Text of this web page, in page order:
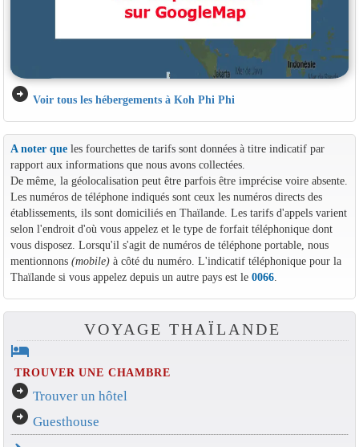
arrow_circle_right Voir tous les hébergements à Koh Phi Phi
A noter queles fourchettes de tarifs sont données à titre indicatif par
rapport aux informations que nous avons collectées.
De même, la géolocalisation peut être parfois être imprécise voire absente.
Les numéros de téléphone indiqués sont ceux les numéros directs des
établissements, ils sont domiciliés en Thaïlande. Les tarifs d'appels varient
selon l'endroit d'où vous appelez et le type de forfait téléphonique dont
vous disposez. Lorsqu'il s'agit de numéros de téléphone portable, nous
mentionnons (mobile)à côté du numéro. L'indicatif téléphonique pour la
Thaïlande si vous appelez depuis un autre pays est le 0066.
VOYAGE THAÏLANDE
hotel
TROUVER UNE CHAMBRE
arrow_circle_right Trouver un hôtel
arrow_circle_right Guesthouse